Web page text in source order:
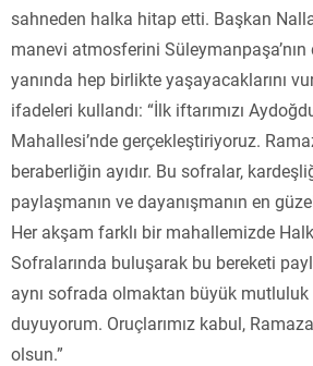
sahneden halka hitap etti. Başkan
manevi atmosferini Süleymanpaşa’nın
yanında hep birlikte yaşayacaklarını
ifadeleri kullandı: “İlk iftarımızı
Mahallesi’nde gerçekleştiriyoruz.
beraberliğin ayıdır. Bu sofralar,
paylaşmanın ve dayanışmanın en
Her akşam farklı bir mahallemizde Halk
Sofralarında buluşarak bu bereketi
aynı sofrada olmaktan büyük mutluluk
duyuyorum. Oruçlarımız kabul,
olsun.”